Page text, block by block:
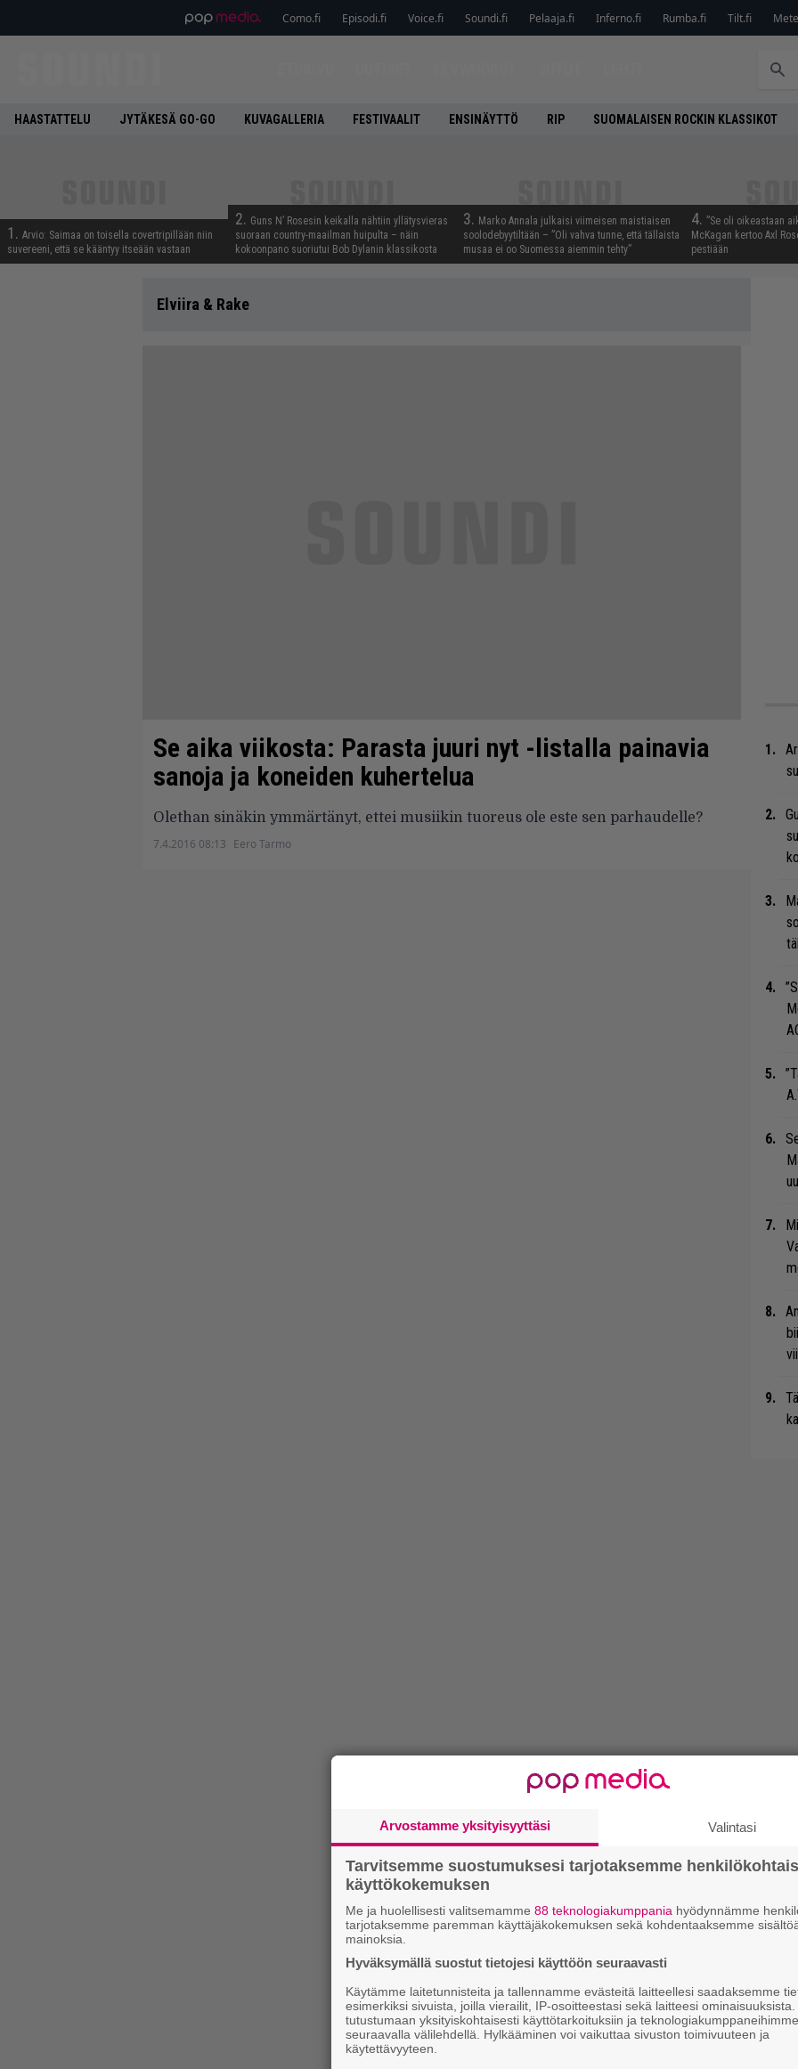
Como.fi Episodi.fi Voice.fi Soundi.fi Pelaaja.fi Inferno.fi Rumba.fi Tilt.fi
HAASTATTELU JYTÄKESÄ GO-GO KUVAGALLERIA FESTIVAALIT ENSINÄYTTÖ RIP SUOMALAISEN ROCKIN KLASSIKOT
1. Arvio: Saimaa on toisella covertripillään niin
suvereeni, että se kääntyy itseään vastaan
2. Guns N’ Rosesin keikalla nähtiin yllätysvieras
suoraan country-maailman huipulta – näin
kokoonpano suoriutui Bob Dylanin klassikosta
3. Marko Annala julkaisi viimeisen maistiaisen
soolodebyytiltään – ”Oli vahva tunne, että tällaista
musaa ei oo Suomessa aiemmin tehty”
4. ”Se oli oikeastaan
McKagan kertoo Axl
pestiään
Elviira & Rake
Se aika viikosta: Parasta juuri nyt -listalla painavia
sanoja ja koneiden kuhertelua
Olethan sinäkin ymmärtänyt, ettei musiikin tuoreus ole este sen parhaudelle?
7.4.2016 08:13 Eero Tarmo
Arvostamme yksityisyyttäsi Valintasi
Tarvitsemme suostumuksesi tarjotaksemme
käyttökokemuksen
Me ja huolellisesti valitsemamme 88 teknologiakumppania hyödynnämme
tarjotaksemme paremman käyttäjäkokemuksen sekä kohdentaaksemme
mainoksia.
Hyväksymällä suostut tietojesi käyttöön seuraavasti
Käytämme laitetunnisteita ja tallennamme evästeitä laitteellesi saadaksemme
esimerkiksi sivuista, joilla vierailit, IP-osoitteestasi sekä laitteesi
tutustumaan yksityiskohtaisesti käyttötarkoituksiin ja teknologiakumppaneihimme
seuraavalla välilehdellä. Hylkääminen voi vaikuttaa sivuston toimivuuteen ja
käytettävyyteen.